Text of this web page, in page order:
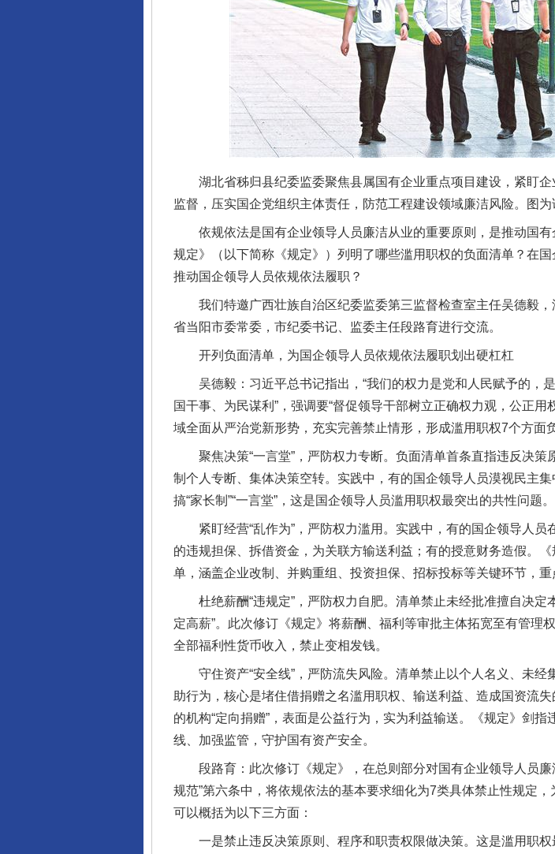
湖北省秭归县纪委监委聚焦县属国有企业重点项目建设，紧盯企
监督，压实国企党组织主体责任，防范工程建设领域廉洁风险。图
依规依法是国有企业领导人员廉洁从业的重要原则，是推动国有
规定》（以下简称《规定》）列明了哪些滥用职权的负面清单？在
推动国企领导人员依规依法履职？
我们特邀广西壮族自治区纪委监委第三监督检查室主任吴德毅，
省当阳市委常委，市纪委书记、监委主任段路育进行交流。
开列负面清单，为国企领导人员依规依法履职划出硬杠杠
吴德毅：习近平总书记指出，“我们的权力是党和人民赋予的，
国干事、为民谋利”，强调要“督促领导干部树立正确权力观，公正
域全面从严治党新形势，充实完善禁止情形，形成滥用职权7个方面
聚焦决策“一言堂”，严防权力专断。负面清单首条直指违反决策
制个人专断、集体决策空转。实践中，有的国企领导人员漠视民主
搞“家长制”“一言堂”，这是国企领导人员滥用职权最突出的共性问题。
紧盯经营“乱作为”，严防权力滥用。实践中，有的国企领导人员
的违规担保、拆借资金，为关联方输送利益；有的授意财务造假。
单，涵盖企业改制、并购重组、投资担保、招标投标等关键环节，重
杜绝薪酬“违规定”，严防权力自肥。清单禁止未经批准擅自决定
定高薪”。此次修订《规定》将薪酬、福利等审批主体拓宽至有管理
全部福利性货币收入，禁止变相发钱。
守住资产“安全线”，严防流失风险。清单禁止以个人名义、未经
助行为，核心是堵住借捐赠之名滥用职权、输送利益、造成国资流
的机构“定向捐赠”，表面是公益行为，实为利益输送。《规定》剑
线、加强监管，守护国有资产安全。
段路育：此次修订《规定》，在总则部分对国有企业领导人员廉
规范”第六条中，将依规依法的基本要求细化为7类具体禁止性规定
可以概括为以下三方面：
一是禁止违反决策原则、程序和职责权限做决策。这是滥用职权